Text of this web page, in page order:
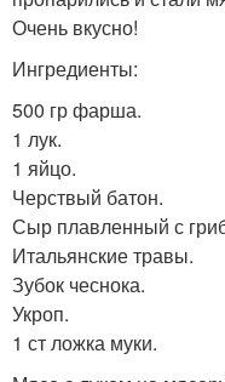
Очень вкусно!
Ингредиенты:
500 гр фарша.
1 лук.
1 яйцо.
Черствый батон.
Сыр плавленный с
Итальянские травы.
Зубок чеснока.
Укроп.
1 ст ложка муки.